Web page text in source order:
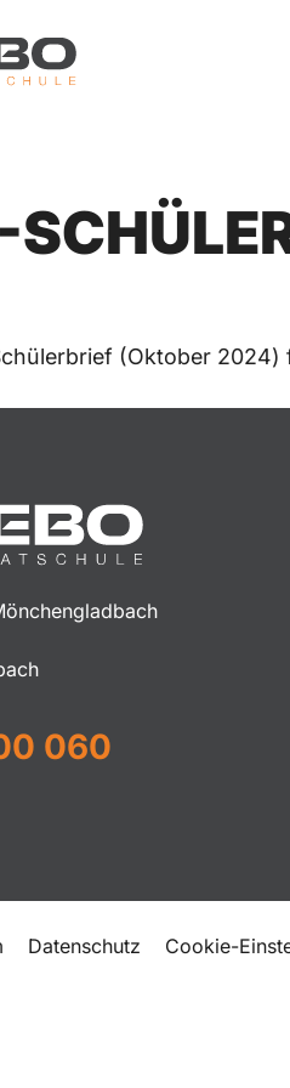
(Oktober 2024)
060
Datenschutz Cookie-